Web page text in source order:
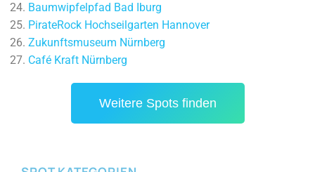
Baumwipfelpfad Bad Iburg
PirateRock Hochseilgarten Hannover
Zukunftsmuseum Nürnberg
Café Kraft Nürnberg
Weitere Spots finden